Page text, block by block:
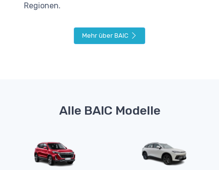
Regionen.
Mehr über BAIC
Alle BAIC Modelle